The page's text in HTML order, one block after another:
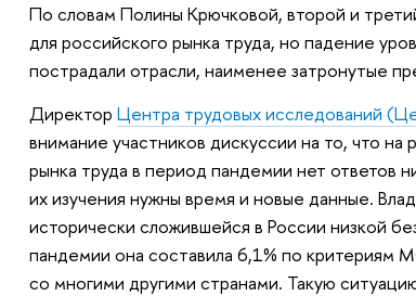
По словам Полины Крючковой, второй и
для российского рынка труда, но падение
пострадали отрасли, наименее затронутые
Директор Центра трудовых исследований
внимание участников дискуссии на то, что
рынка труда в период пандемии нет ответов
их изучения нужны время и новые данные.
исторически сложившейся в России низкой
пандемии она составила 6,1% по критериям
со многими другими странами. Такую